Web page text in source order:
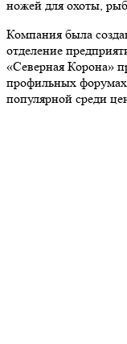
ножей для охоты,
Компания была
отделение
«Северная Корона»
профильных форумах
популярной среди